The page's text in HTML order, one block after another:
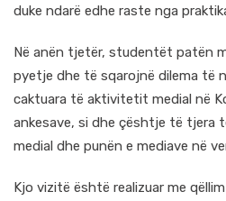
duke ndarë edhe raste nga
Në anën tjetër, studentët patën
pyetje dhe të sqarojnë dilema të
caktuara të aktivitetit medial në
ankesave, si dhe çështje të tjera
medial dhe punën e mediave në
Kjo vizitë është realizuar me